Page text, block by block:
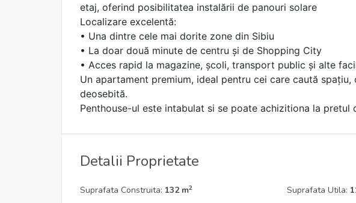
etaj, oferind posibilitatea instalării de panouri solare
Localizare excelentă:
• Una dintre cele mai dorite zone din Sibiu
• La doar două minute de centru și de Shopping City
• Acces rapid la magazine, școli, transport public și alte
Un apartament premium, ideal pentru cei care caută
deosebită.
Penthouse-ul este intabulat si se poate achizitiona la pretul
Detalii Proprietate
Suprafata Construita: 132 m2 Suprafata Utila: